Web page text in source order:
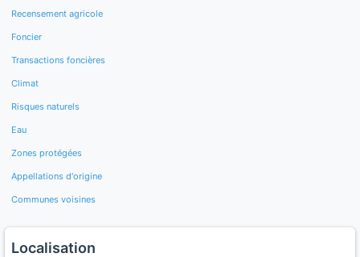
Recensement agricole
Foncier
Transactions foncières
Climat
Risques naturels
Eau
Zones protégées
Appellations d'origine
Communes voisines
Localisation